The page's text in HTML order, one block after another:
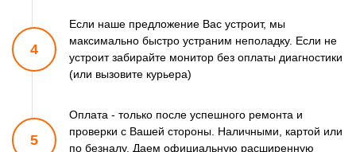
4
Если наше предложение Вас устроит, мы
максимально быстро устраним неполадку. Если не
устроит забирайте монитор без оплаты диагностики
(или вызовите курьера)
5
Оплата - только после успешного ремонта и
проверки с Вашей стороны. Наличными, картой или
по безналу. Даем официальную расширенную